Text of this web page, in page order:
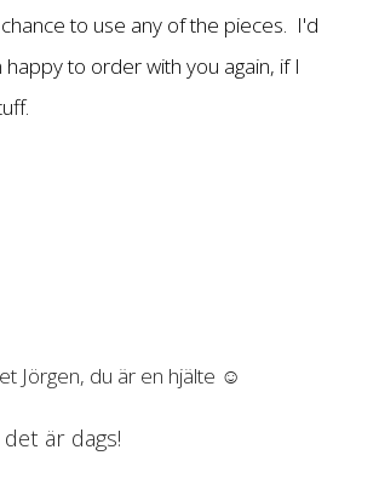
to use any of the pieces. I'd
to order with you again, if I
Jörgen, du är en hjälte ☺️
är dags!